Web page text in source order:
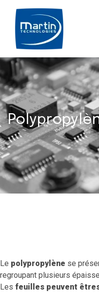
Le polypropylène se
regroupant plusieurs
Les feuilles peuvent